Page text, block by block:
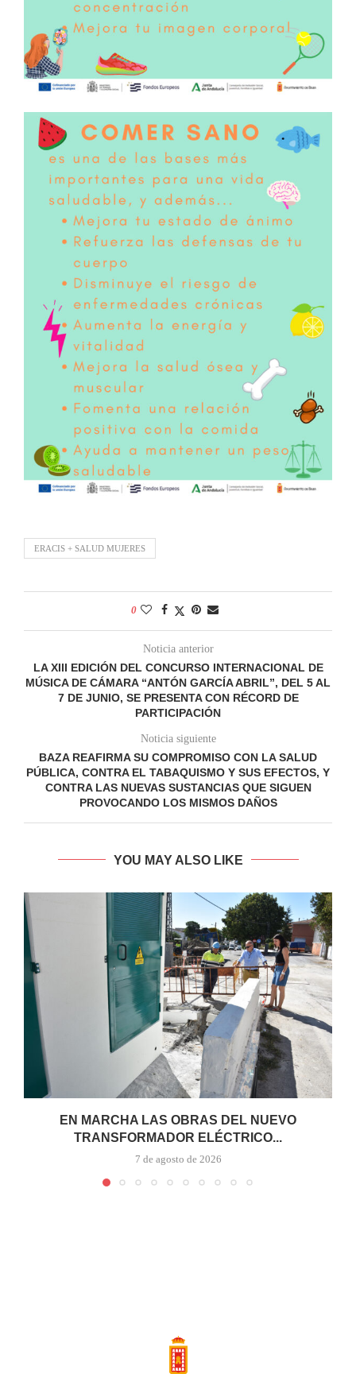
ERACIS + SALUD MUJERES
0
Noticia anterior
LA XIII EDICIÓN DEL CONCURSO INTERNACIONAL DE
MÚSICA DE CÁMARA “ANTÓN GARCÍA ABRIL”, DEL 5 AL
7 DE JUNIO, SE PRESENTA CON RÉCORD DE
PARTICIPACIÓN
Noticia siguiente
BAZA REAFIRMA SU COMPROMISO CON LA SALUD
PÚBLICA, CONTRA EL TABAQUISMO Y SUS EFECTOS, Y
CONTRA LAS NUEVAS SUSTANCIAS QUE SIGUEN
PROVOCANDO LOS MISMOS DAÑOS
YOU MAY ALSO LIKE
EN MARCHA LAS OBRAS DEL NUEVO
TRANSFORMADOR ELÉCTRICO...
7 de agosto de 2026